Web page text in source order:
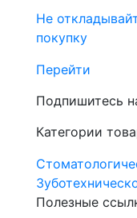
Не
покупку
Перейти
Подпишитесь
Категории
Полезные